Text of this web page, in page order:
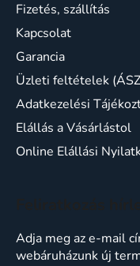
Fizetés, szállítás
Kapcsolat
Garancia
Üzleti feltételek
Adatkezelési
Elállás a Vásárlástol
Online Elállási
Adja meg az e-mail
webáruházunk új